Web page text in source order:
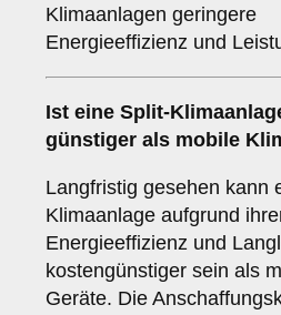
Klimaanlagen geringere
Energieeffizienz und
Ist eine Split-
günstiger als mobile
Langfristig gesehen kann
Klimaanlage aufgrund
Energieeffizienz und
kostengünstiger sein als
Geräte. Die